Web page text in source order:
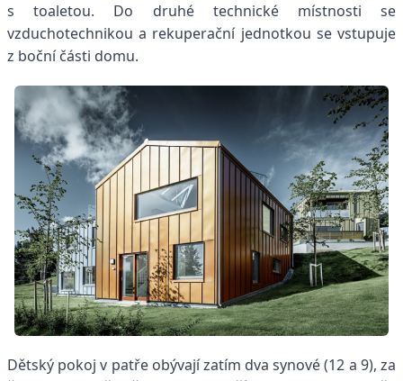
s toaletou. Do druhé technické místnosti se
vzduchotechnikou a rekuperační jednotkou se vstupuje
z boční části domu.
Dětský pokoj v patře obývají zatím dva synové (12 a 9), za